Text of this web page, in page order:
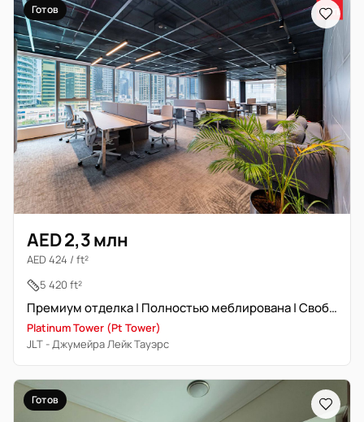
Готов
AED 2,3 млн
AED 424 / ft²
5 420 ft²
Премиум отделка | Полностью меблирована | Свободна | DMCC
Platinum Tower (Pt Tower)
JLT - Джумейра Лейк Тауэрс
Готов